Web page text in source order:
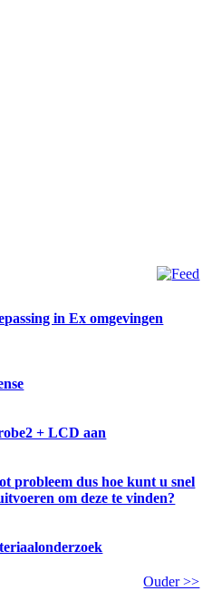
in Ex omgevingen
+ LCD aan
probleem dus hoe kunt u snel
om deze te vinden?
Ouder >>